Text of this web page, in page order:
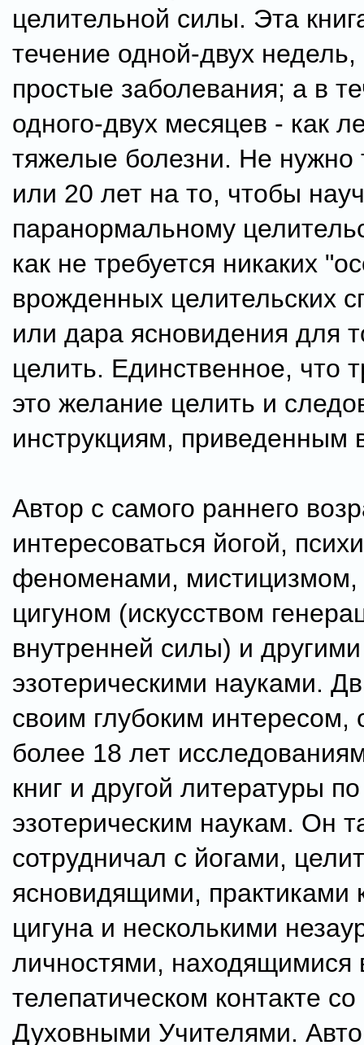
целительной силы. Эта
течение одной-двух недель,
простые заболевания; а в
одного-двух месяцев - как
тяжелые болезни. Не нужно
или 20 лет на то, чтобы
паранормальному
как не требуется никаких
врожденных целительских
или дара ясновидения для
целить. Единственное, что
это желание целить и
инструкциям, приведенным
Автор с самого раннего
интересоваться йогой,
феноменами, мистицизмом,
цигуном (искусством
внутренней силы) и другими
эзотерическими науками.
своим глубоким интересом,
более 18 лет
книг и другой литературы по
эзотерическим наукам. Он
сотрудничал с йогами,
ясновидящими, практиками
цигуна и несколькими
личностями, находящимися
телепатическом контакте
Духовными Учителями.